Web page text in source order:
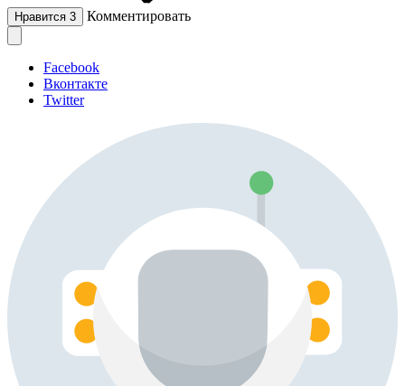
Нравится 3 Комментировать
Facebook
Вконтакте
Twitter